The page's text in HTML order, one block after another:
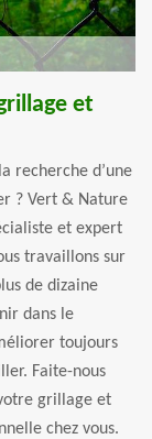
et
recherche d’une
? Vert & Nature
et expert
travaillons sur
de dizaine
dans le
toujours
Faite-nous
grillage et
chez vous.